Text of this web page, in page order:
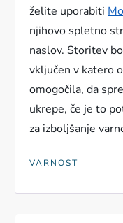
želite uporabiti
njihovo spletno
naslov. Storitev
vključen v katero
omogočila, da
ukrepe, če je to
za izboljšanje
VARNOST